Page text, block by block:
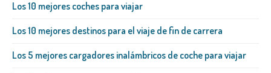
Los 10 mejores coches para viajar
Los 10 mejores destinos para el viaje de fin de carrera
Los 5 mejores cargadores inalámbricos de coche para viajar